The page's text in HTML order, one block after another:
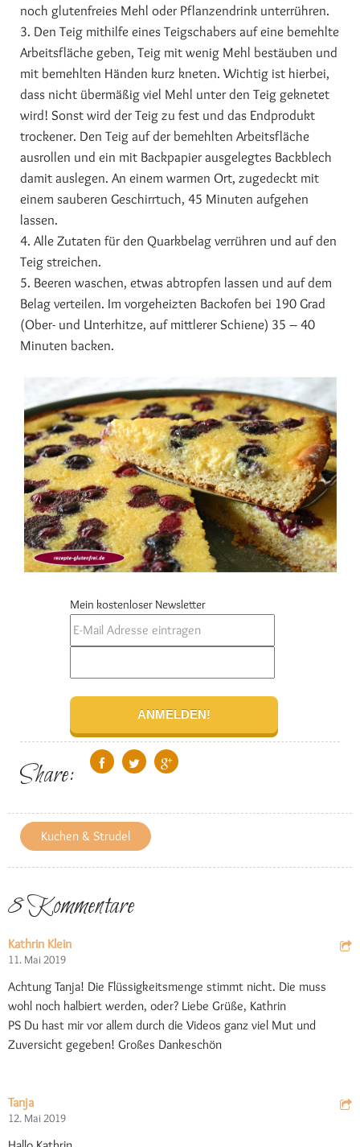
noch glutenfreies Mehl oder Pflanzendrink unterrühren.
3. Den Teig mithilfe eines Teigschabers auf eine bemehlte
Arbeitsfläche geben, Teig mit wenig Mehl bestäuben und
mit bemehlten Händen kurz kneten. Wichtig ist hierbei,
dass nicht übermäßig viel Mehl unter den Teig geknetet
wird! Sonst wird der Teig zu fest und das Endprodukt
trockener. Den Teig auf der bemehlten Arbeitsfläche
ausrollen und ein mit Backpapier ausgelegtes Backblech
damit auslegen. An einem warmen Ort, zugedeckt mit
einem sauberen Geschirrtuch, 45 Minuten aufgehen
lassen.
4. Alle Zutaten für den Quarkbelag verrühren und auf den
Teig streichen.
5. Beeren waschen, etwas abtropfen lassen und auf dem
Belag verteilen. Im vorgeheizten Backofen bei 190 Grad
(Ober- und Unterhitze, auf mittlerer Schiene) 35 – 40
Minuten backen.
Mein kostenloser Newsletter
Share:
Kuchen & Strudel
8 Kommentare
Kathrin Klein
11. Mai 2019
Achtung Tanja! Die Flüssigkeitsmenge stimmt nicht. Die muss
wohl noch halbiert werden, oder? Liebe Grüße, Kathrin
PS Du hast mir vor allem durch die Videos ganz viel Mut und
Zuversicht gegeben! Großes Dankeschön
Tanja
12. Mai 2019